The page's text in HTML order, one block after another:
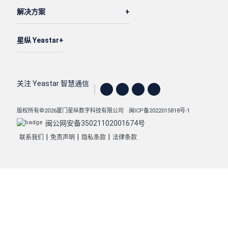
解决方案
星纵 Yeastar
关注 Yeastar 智慧通信
版权所有©2026厦门星纵数字科技有限公司 闽ICP备2022015818号-1
闽公网安备35021102001674号
联系我们 免责声明 隐私条款 法律条款